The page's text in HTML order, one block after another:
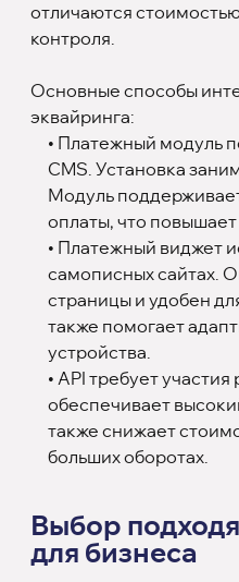
отличаются
контроля.
Основные способы
эквайринга:
• Платежный модуль
CMS. Установка
Модуль
оплаты, что
• Платежный виджет
самописных сайтах.
страницы и удобен
также помогает
устройства.
• API требует
обеспечивает
также снижает
больших оборотах.
Выбор
для бизнеса